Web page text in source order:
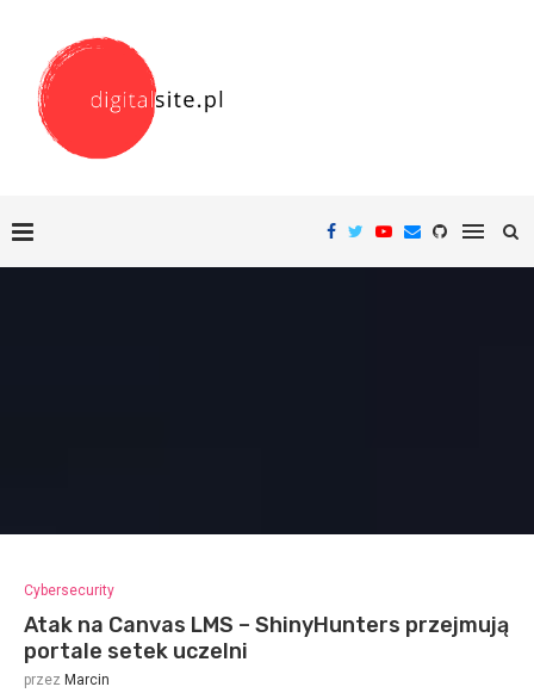
Cybersecurity
Atak na Canvas LMS – ShinyHunters przejmują
portale setek uczelni
przez Marcin